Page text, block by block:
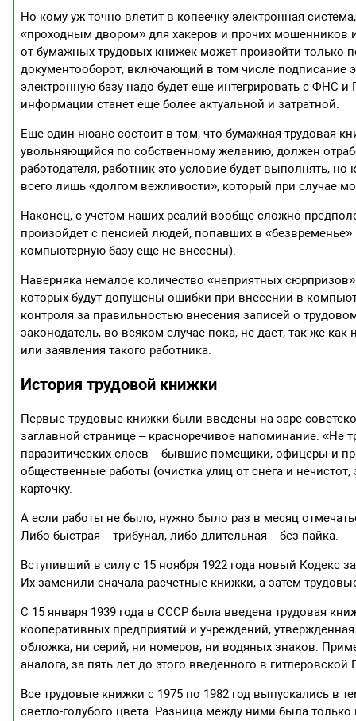
Но кому уж точно влетит в копеечку электронная
«проходным двором» для хакеров и прочих
от бумажных трудовых книжек может произойти только
документооборот, включающий в том числе подписание
электронную базу надо будет еще интегрировать с ФНС
информации станет еще более актуальной и затратной.
Еще один нюанс состоит в том, что бумажная трудовая
увольняющийся по собственному желанию, должен
работодателя, работник это условие будет выполнять,
всего лишь «долгом вежливости», который при случае
Наконец, с учетом наших реалий вообще сложно
произойдет с пенсией людей, попавших в
компьютерную базу еще не внесены).
Наверняка немалое количество «неприятных
которых будут допущены ошибки при внесении в
контроля за правильностью внесения записей о
законодатель, во всяком случае пока, не дает, так же
или заявления такого работника.
История трудовой книжки
Первые трудовые книжки были введены на заре
заглавной странице – красноречивое напоминание: «Не
паразитических слоев – бывшие помещики, офицеры и
общественные работы (очистка улиц от снега и
карточку.
А если работы не было, нужно было раз в месяц
Либо быстрая – трибунал, либо длительная – без пайка.
Вступивший в силу с 15 ноября 1922 года новый Кодекс
Их заменили сначала расчетные книжки, а затем
С 15 января 1939 года в СССР была введена трудовая
кооперативных предприятий и учреждений,
обложка, ни серий, ни номеров, ни водяных знаков.
аналога, за пять лет до этого введенного в
Все трудовые книжки с 1975 по 1982 год выпускались в
светло-голубого цвета. Разница между ними была